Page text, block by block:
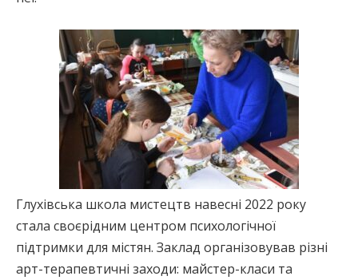
Глухівська школа мистецтв навесні 2022 року
стала своєрідним центром психологічної
підтримки для містян. Заклад організовував різні
арт-терапевтичні заходи: майстер-класи та